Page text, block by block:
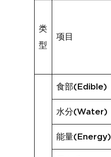
类
型
项目
食部(Edible)
水分(Water)
能量(Energy)